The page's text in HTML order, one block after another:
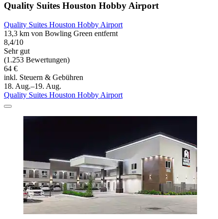
Quality Suites Houston Hobby Airport
Quality Suites Houston Hobby Airport
13,3 km von Bowling Green entfernt
8,4/10
Sehr gut
(1.253 Bewertungen)
64 €
inkl. Steuern & Gebühren
18. Aug.–19. Aug.
Quality Suites Houston Hobby Airport